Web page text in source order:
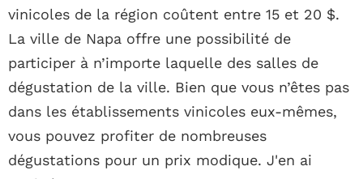
vinicoles de la région coûtent entre 15 et 20 $.
La ville de Napa offre une possibilité de
participer à n’importe laquelle des salles de
dégustation de la ville. Bien que vous n’êtes pas
dans les établissements vinicoles eux-mêmes,
vous pouvez profiter de nombreuses
dégustations pour un prix modique. J'en ai